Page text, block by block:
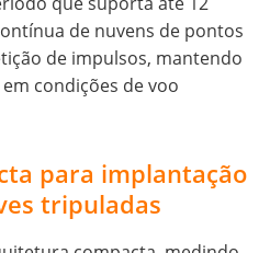
de nuvens de pontos
de impulsos, mantendo
condições de voo
para implantação
tripuladas